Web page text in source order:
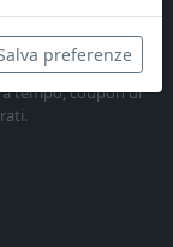
preferenze
brands italiani
tempo, coupon di